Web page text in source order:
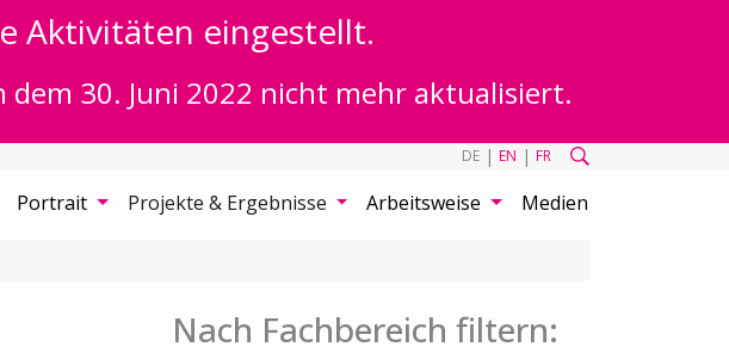
Aktivitäten eingestellt.
30. Juni 2022 nicht mehr aktualisiert.
DE | EN | FR
Portrait Projekte & Ergebnisse Arbeitsweise Medien
Nach Fachbereich filtern: